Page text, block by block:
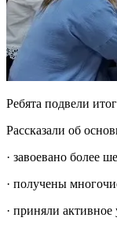
Ребята подвели
Рассказали об
· завоевано более
· получены
· приняли